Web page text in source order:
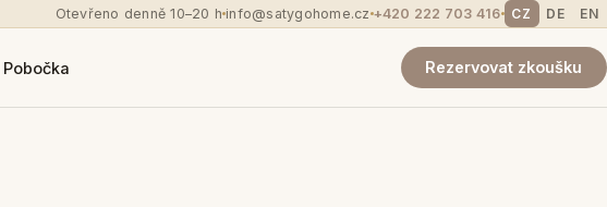
Otevřeno denně 10–20 h info@satygohome.cz +420 222 703 416 CZ DE EN
Pobočka Rezervovat zkoušku